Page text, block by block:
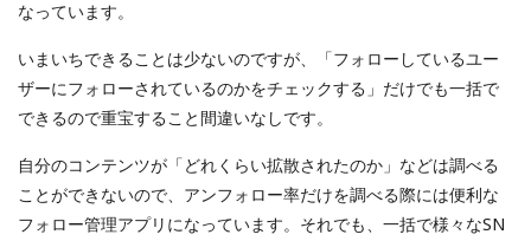
なっています。
いまいちできることは少ないのですが、「フォローしているユー
ザーにフォローされているのかをチェックする」だけでも一括で
できるので重宝すること間違いなしです。
自分のコンテンツが「どれくらい拡散されたのか」などは調べる
ことができないので、アンフォロー率だけを調べる際には便利な
フォロー管理アプリになっています。それでも、一括で様々なSN